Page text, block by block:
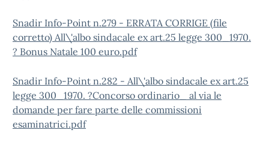
Snadir Info-Point n.279 - ERRATA CORRIGE (file
corretto) All\'albo sindacale ex art.25 legge 300_1970.
? Bonus Natale 100 euro.pdf
Snadir Info-Point n.282 - All\'albo sindacale ex art.25
legge 300_1970. ?Concorso ordinario_ al via le
domande per fare parte delle commissioni
esaminatrici.pdf